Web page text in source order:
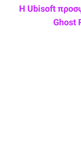
Η Ubisoft
Ghost